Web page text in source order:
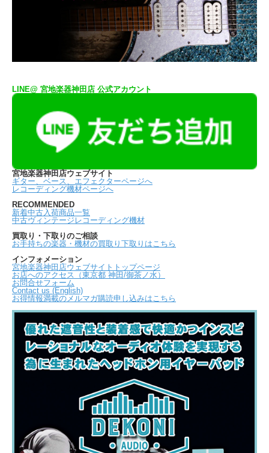
LINE@ 宮地楽器神田店 公式アカウント
宮地楽器神田店ウェブサイト
ギター、ベース、エフェクターページへ
レコーディング機材ページへ
RECOMMENDED
新着中古入荷商品一覧
中古ヴィンテージレコーディング機材
買取り・下取りのご相談
お手持ちの楽器・機材の買取り下取りはこちら
インフォメーション
宮地楽器神田店ウェブサイトトップページ
お店へのアクセス（東京都 神田/御茶ノ水）
お問合せフォーム
Contact us (English)
お得情報満載のメルマガ購読申し込みはこちら